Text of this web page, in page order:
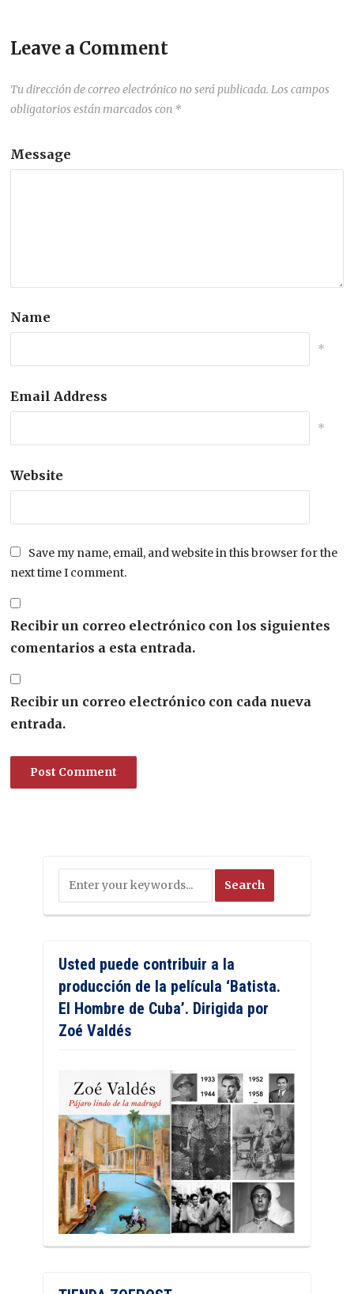
Leave a Comment
Tu dirección de correo electrónico no será publicada. Los campos
obligatorios están marcados con *
Message
Name
*
Email Address
*
Website
Save my name, email, and website in this browser for the
next time I comment.
Recibir un correo electrónico con los siguientes
comentarios a esta entrada.
Recibir un correo electrónico con cada nueva
entrada.
Usted puede contribuir a la
producción de la película ‘Batista.
El Hombre de Cuba’. Dirigida por
Zoé Valdés